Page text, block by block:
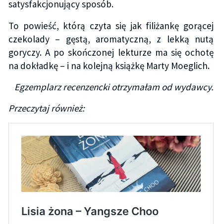
satysfakcjonujący sposób.
To powieść, którą czyta się jak filiżankę gorącej
czekolady – gęstą, aromatyczną, z lekką nutą
goryczy. A po skończonej lekturze ma się ochotę
na dokładkę – i na kolejną książkę Marty Moeglich.
Egzemplarz recenzencki otrzymałam od wydawcy.
Przeczytaj również: